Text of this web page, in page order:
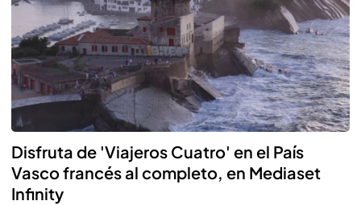
Disfruta de 'Viajeros Cuatro' en el País
Vasco francés al completo, en Mediaset
Infinity